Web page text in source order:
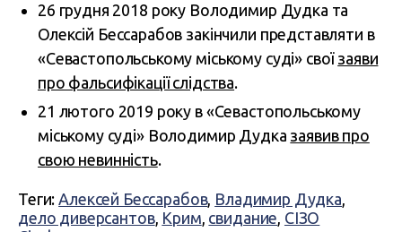
26 грудня 2018 року Володимир Дудка та
Олексій Бессарабов закінчили представляти в
«Севастопольському міському суді» свої заяви
про фальсифікації слідства.
21 лютого 2019 року в «Севастопольському
міському суді» Володимир Дудка заявив про
свою невинність.
Теги:Алексей Бессарабов, Владимир Дудка,
дело диверсантов, Крим, свидание, СІЗО